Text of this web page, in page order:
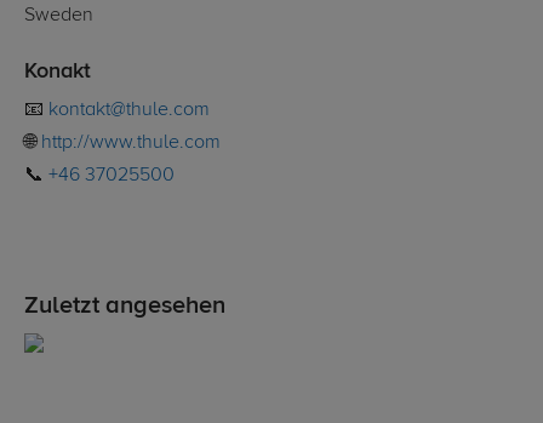
Sweden
Konakt
📧 kontakt@thule.com
🌐 http://www.thule.com
📞 +46 37025500
Zuletzt angesehen